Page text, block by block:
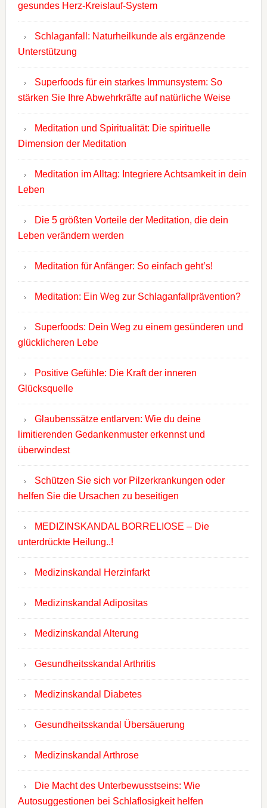
gesundes Herz-Kreislauf-System
Schlaganfall: Naturheilkunde als ergänzende
Unterstützung
Superfoods für ein starkes Immunsystem: So
stärken Sie Ihre Abwehrkräfte auf natürliche Weise
Meditation und Spiritualität: Die spirituelle
Dimension der Meditation
Meditation im Alltag: Integriere Achtsamkeit in dein
Leben
Die 5 größten Vorteile der Meditation, die dein
Leben verändern werden
Meditation für Anfänger: So einfach geht’s!
Meditation: Ein Weg zur Schlaganfallprävention?
Superfoods: Dein Weg zu einem gesünderen und
glücklicheren Lebe
Positive Gefühle: Die Kraft der inneren
Glücksquelle
Glaubenssätze entlarven: Wie du deine
limitierenden Gedankenmuster erkennst und
überwindest
Schützen Sie sich vor Pilzerkrankungen oder
helfen Sie die Ursachen zu beseitigen
MEDIZINSKANDAL BORRELIOSE – Die
unterdrückte Heilung..!
Medizinskandal Herzinfarkt
Medizinskandal Adipositas
Medizinskandal Alterung
Gesundheitsskandal Arthritis
Medizinskandal Diabetes
Gesundheitsskandal Übersäuerung
Medizinskandal Arthrose
Die Macht des Unterbewusstseins: Wie
Autosuggestionen bei Schlaflosigkeit helfen